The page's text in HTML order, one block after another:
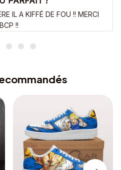
IL A KIFFÉ DE FOU !! MERCI
BCP !!